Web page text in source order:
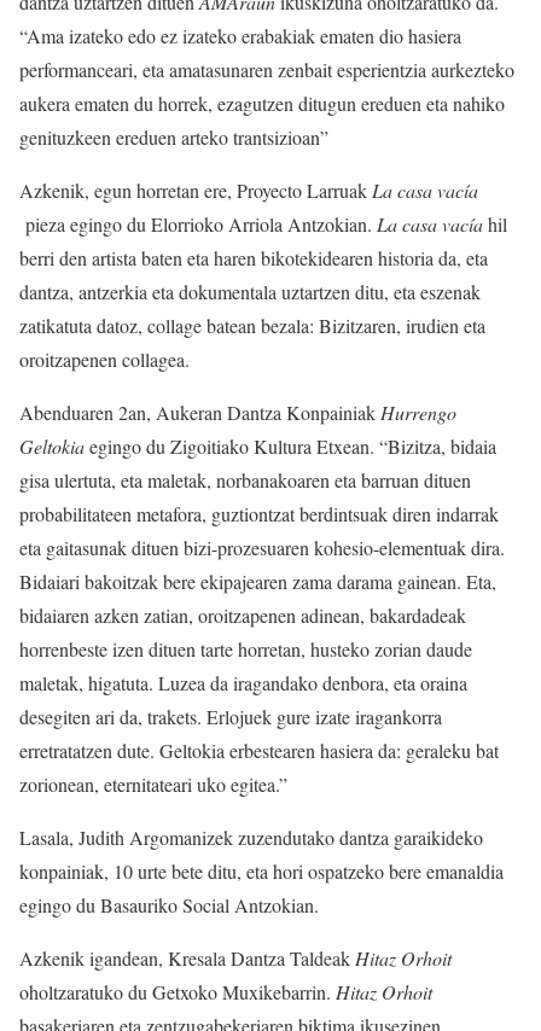
“Ama izateko edo ez izateko erabakiak ematen dio hasiera
performanceari, eta amatasunaren zenbait esperientzia aurkezteko
aukera ematen du horrek, ezagutzen ditugun ereduen eta nahiko
genituzkeen ereduen arteko trantsizioan”
Azkenik, egun horretan ere, Proyecto LarruakLa casa vacía
pieza egingo du Elorrioko Arriola Antzokian. La casa vacíahil
berri den artista baten eta haren bikotekidearen historia da, eta
dantza, antzerkia eta dokumentala uztartzen ditu, eta eszenak
zatikatuta datoz, collage batean bezala: Bizitzaren, irudien eta
oroitzapenen collagea.
Abenduaren 2an, Aukeran Dantza KonpainiakHurrengo
Geltokiaegingo du Zigoitiako Kultura Etxean. “Bizitza, bidaia
gisa ulertuta, eta maletak, norbanakoaren eta barruan dituen
probabilitateen metafora, guztiontzat berdintsuak diren indarrak
eta gaitasunak dituen bizi-prozesuaren kohesio-elementuak dira.
Bidaiari bakoitzak bere ekipajearen zama darama gainean. Eta,
bidaiaren azken zatian, oroitzapenen adinean, bakardadeak
horrenbeste izen dituen tarte horretan, husteko zorian daude
maletak, higatuta. Luzea da iragandako denbora, eta oraina
desegiten ari da, trakets. Erlojuek gure izate iragankorra
erretratatzen dute. Geltokia erbestearen hasiera da: geraleku bat
zorionean, eternitateari uko egitea.”
Lasala, Judith Argomanizek zuzendutako dantza garaikideko
konpainiak, 10 urte bete ditu, eta hori ospatzeko bere emanaldia
egingo du Basauriko Social Antzokian.
Azkenik igandean, Kresala Dantza TaldeakHitaz Orhoit
oholtzaratuko du Getxoko Muxikebarrin. Hitaz Orhoit